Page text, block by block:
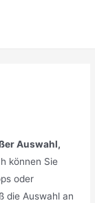
Auswahl,
können Sie
oder
die Auswahl an